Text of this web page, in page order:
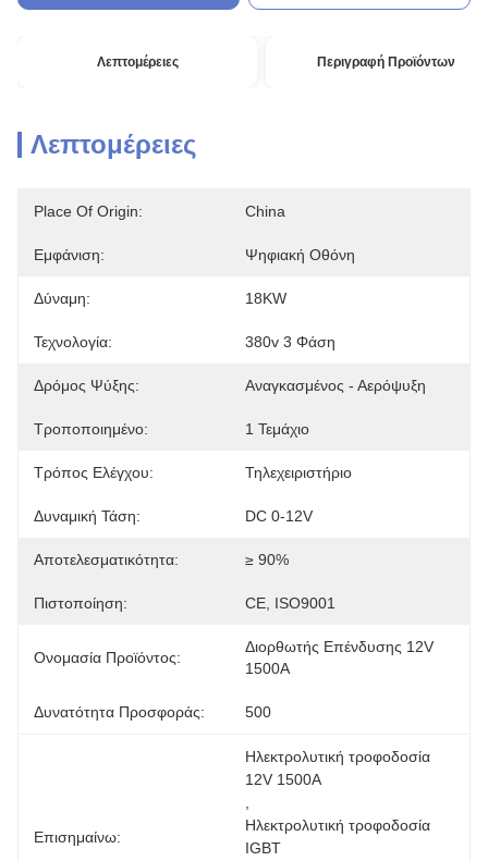
Λεπτομέρειες Περιγραφή Προϊόντων
Λεπτομέρειες
Place Of Origin: China
Εμφάνιση: Ψηφιακή Οθόνη
Δύναμη: 18KW
Τεχνολογία: 380v 3 Φάση
Δρόμος Ψύξης: Αναγκασμένος - Αερόψυξη
Τροποποιημένο: 1 Τεμάχιο
Τρόπος Ελέγχου: Τηλεχειριστήριο
Δυναμική Τάση: DC 0-12V
Αποτελεσματικότητα: ≥ 90%
Πιστοποίηση: CE, ISO9001
Ονομασία Προϊόντος:
Διορθωτής Επένδυσης 12V
1500A
Δυνατότητα Προσφοράς: 500
Επισημαίνω:
Ηλεκτρολυτική τροφοδοσία
12V 1500A
Ηλεκτρολυτική τροφοδοσία
IGBT